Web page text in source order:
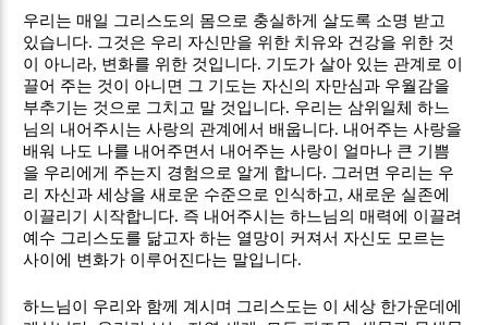
우리는 매일 그리스도의 몸으로 충실하게 살도록 소명 받고
있습니다. 그것은 우리 자신만을 위한 치유와 건강을 위한 것
이 아니라, 변화를 위한 것입니다. 기도가 살아 있는 관계로 이
끌어 주는 것이 아니면 그 기도는 자신의 자만심과 우월감을
부추기는 것으로 그치고 말 것입니다. 우리는 삼위일체 하느
님의 내어주시는 사랑의 관계에서 배웁니다. 내어주는 사랑을
배워 나도 나를 내어주면서 내어주는 사랑이 얼마나 큰 기쁨
을 우리에게 주는지 경험으로 알게 합니다. 그러면 우리는 우
리 자신과 세상을 새로운 수준으로 인식하고,새로운 실존에
이끌리기 시작합니다. 즉 내어주시는 하느님의 매력에 이끌려
예수 그리스도를 닮고자 하는 열망이 커져서 자신도 모르는
사이에 변화가 이루어진다는 말입니다.
하느님이 우리와 함께 계시며 그리스도는 이 세상 한가운데에